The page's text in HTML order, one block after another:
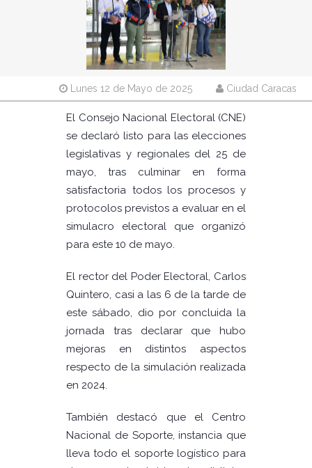
Lunes 12 de Mayo de 2025 Ciudad Caracas
El Consejo Nacional Electoral (CNE)
se declaró listo para las elecciones
legislativas y regionales del 25 de
mayo, tras culminar en forma
satisfactoria todos los procesos y
protocolos previstos a evaluar en el
simulacro electoral que organizó
para este 10 de mayo.
El rector del Poder Electoral, Carlos
Quintero, casi a las 6 de la tarde de
este sábado, dio por concluida la
jornada tras declarar que hubo
mejoras en distintos aspectos
respecto de la simulación realizada
en 2024.
También destacó que el Centro
Nacional de Soporte, instancia que
lleva todo el soporte logístico para